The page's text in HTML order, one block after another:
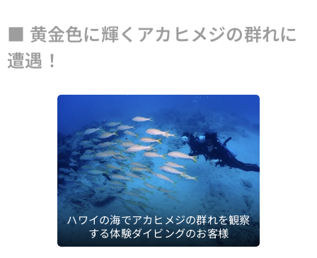
■ 黄金色に輝くアカヒメジの群れに
遭遇！
ハワイの海でアカヒメジの群れを観察
する体験ダイビングのお客様